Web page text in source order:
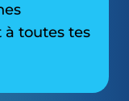
toutes tes